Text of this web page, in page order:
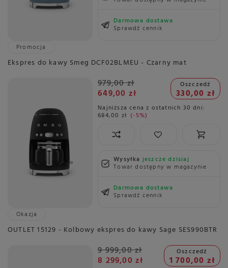
Darmowa dostawa
Sprawdź cennik
Promocja
Ekspres do kawy Smeg DCF02BLMEU - Czarny mat
979,00 zł
649,00 zł
Oszczedź
330,00 zł
Najniższa cena z ostatnich 30 dni:
684,00 zł -5%
Wysyłkajeszcze dzisiaj
Towar dostępny w magazynie
Darmowa dostawa
Sprawdź cennik
Okazja
OUTLET 15129 - Kolbowy ekspres do kawy Sage SES990BTR
9 999,00 zł
8 299,00 zł
Oszczedź
1 700,00 zł